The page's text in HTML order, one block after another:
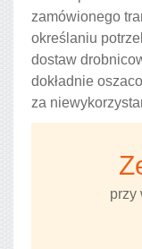
zamówionego
określaniu
dostaw
dokładnie
za
przy